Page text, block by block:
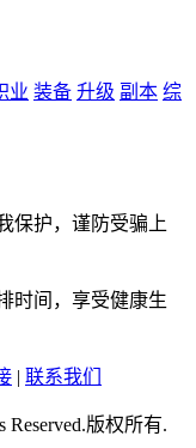
业 装备 升级 副本 综
保护，谨防受骗上
时间，享受健康生
| 联系我们
Reserved.版权所有.